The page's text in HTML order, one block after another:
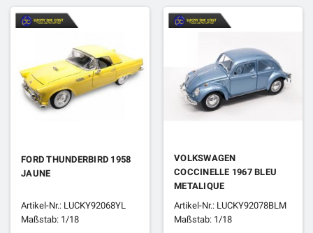
FORD THUNDERBIRD 1958
JAUNE
Artikel-Nr.: LUCKY92068YL
Maßstab: 1/18
VOLKSWAGEN
COCCINELLE 1967 BLEU
METALIQUE
Artikel-Nr.: LUCKY92078BLM
Maßstab: 1/18